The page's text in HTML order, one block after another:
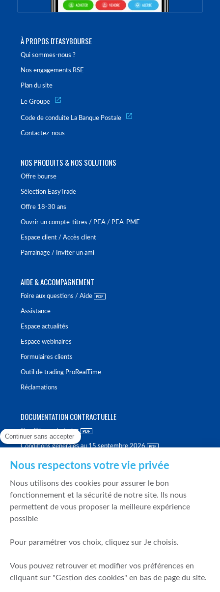
À PROPOS D'EASYBOURSE
Qui sommes-nous ?
Nos engagements RSE
Plan du site
Le Groupe
Code de conduite La Banque Postale
Contactez-nous
NOS PRODUITS & NOS SOLUTIONS
Offre bourse
Sélection EasyTrade
Offre 18-30 ans
Ouvrir un compte-titres / PEA / PEA-PME
Espace client / Accès client
Parrainage / Inviter un ami
AIDE & ACCOMPAGNEMENT
Foire aux questions / Aide
Assistance
Espace actualités
Espace webinaires
Formulaires clients
Outil de trading ProRealTime
Réclamations
DOCUMENTATION CONTRACTUELLE
Conditions générales
Conditions générales au 15 septembre 2026
Politique de meilleure sélection
Politique de durabilité
Fonds de garantie des dépôts et de résolution
Mentions légales
Prévention de la fraude
Continuer sans accepter
Nous respectons votre vie privée
Nous utilisons des cookies pour assurer le bon
fonctionnement et la sécurité de notre site. Ils nous
permettent de vous proposer la meilleure expérience
possible
Pour paramétrer vos choix, cliquez sur Je choisis.
Vous pouvez retrouver et modifier vos préférences en
cliquant sur "Gestion des cookies" en bas de page du site.